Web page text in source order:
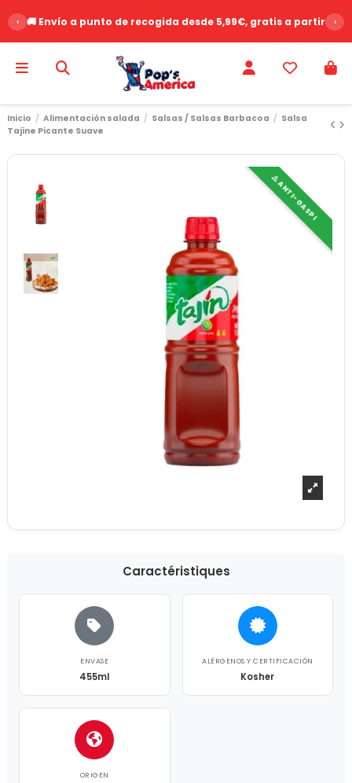
‹ 🚚 Envío a punto de recogida desde 5,99€, gratis a partir de
›
Inicio Alimentación salada Salsas / Salsas Barbacoa
Salsa
Tajine Picante Suave
⚠️ ANTI-GASPI
Caractéristiques
ENVASE
455ml
ALÉRGENOS Y CERTIFICACIÓN
Kosher
ORIGEN